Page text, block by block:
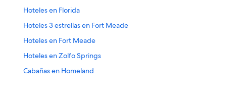
Hoteles en Florida
Hoteles 3 estrellas en Fort Meade
Hoteles en Fort Meade
Hoteles en Zolfo Springs
Cabañas en Homeland